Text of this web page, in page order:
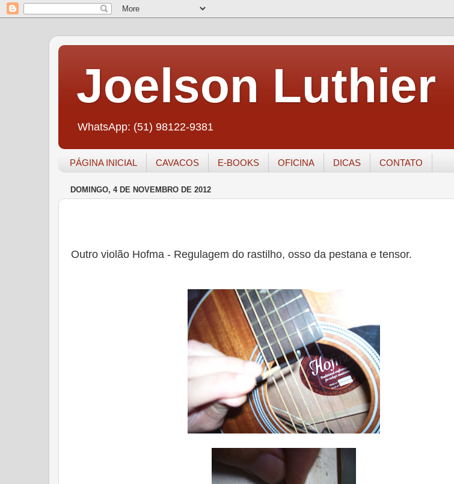
Joelson Luthier
WhatsApp: (51) 98122-9381
PÁGINA INICIAL CAVACOS E-BOOKS OFICINA DICAS CONTATO
DOMINGO, 4 DE NOVEMBRO DE 2012
Outro violão Hofma - Regulagem do rastilho, osso da pestana e tensor.